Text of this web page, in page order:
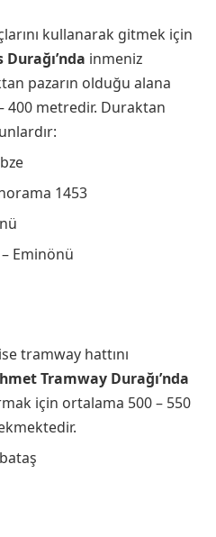
kullanarak gitmek için
inmeniz
pazarın olduğu alana
400 metredir. Duraktan
1453
Eminönü
tramway hattını
Tramway Durağı’nda
için ortalama 500 – 550